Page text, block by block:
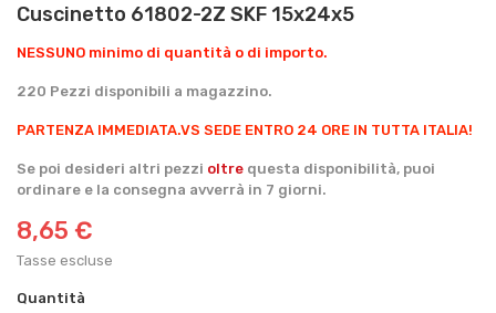
Cuscinetto 61802-2Z SKF 15x24x5
NESSUNO minimo di quantità o di importo.
220 Pezzi disponibili a magazzino.
PARTENZA IMMEDIATA.VS SEDE ENTRO 24 ORE IN TUTTA ITALIA!
Se poi desideri altri pezzi oltre questa disponibilità, puoi
ordinare e la consegna avverrà in 7 giorni.
8,65 €
Tasse escluse
Quantità